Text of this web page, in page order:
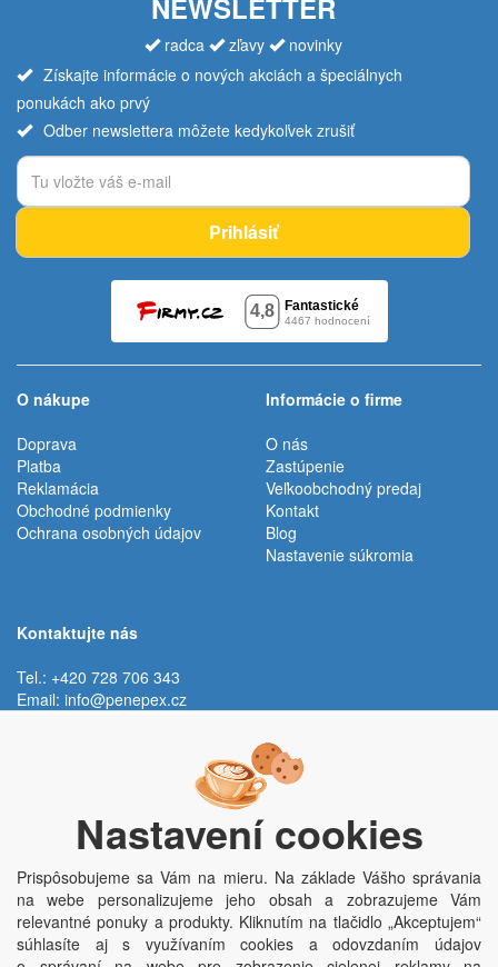
NEWSLETTER
radca zľavy
novinky
Získajte informácie o nových akciách a špeciálnych
ponukách ako prvý
Odber newslettera môžete kedykoľvek zrušiť
Prihlásiť
O nákupe
Doprava
Platba
Reklamácia
Obchodné podmienky
Ochrana osobných údajov
Informácie o firme
O nás
Zastúpenie
Veľkoobchodný predaj
Kontakt
Blog
Nastavenie súkromia
Kontaktujte nás
Tel.: +420 728 706 343
Email: info@penepex.cz
Trávník 2076, 686 03 Staré Město
Nastavení cookies
Prispôsobujeme sa Vám na mieru. Na základe Vášho správania
na webe personalizujeme jeho obsah a zobrazujeme Vám
relevantné ponuky a produkty. Kliknutím na tlačidlo „Akceptujem“
súhlasíte aj s využívaním cookies a odovzdaním údajov